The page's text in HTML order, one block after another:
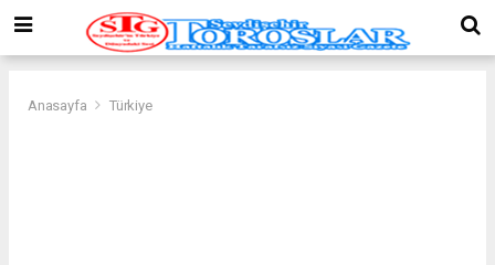
Anasayfa Türkiye